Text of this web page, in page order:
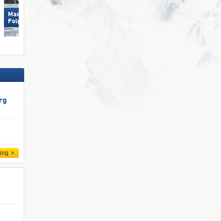
Madonna di Campiglio/​Pinzolo/​
Folgàrida/​Marilleva
Dolomites Val Gardena/​Gröden